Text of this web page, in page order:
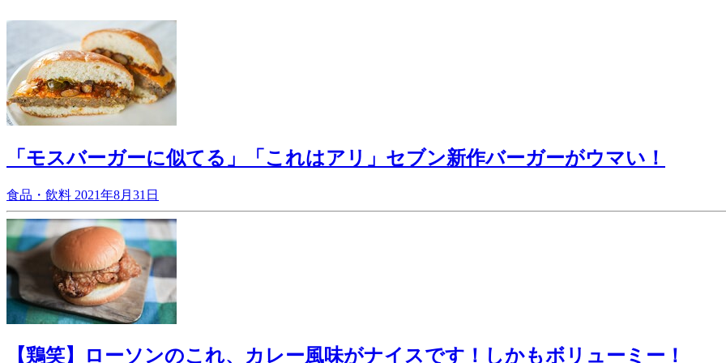
「モスバーガーに似てる」「これはアリ」セブン新作バーガーがウマい！
食品・飲料 2021年8月31日
【鶏笑】ローソンのこれ、カレー風味がナイスです！しかもボリューミー！